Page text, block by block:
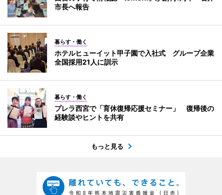
市長へ報告
暮らす・働く
ホテルヒューイット甲子園で入社式 グループ企業
全国採用21人に訓示
暮らす・働く
プレラ西宮で「育休復帰応援セミナー」 復帰後の
経験談やヒントを共有
もっと見る